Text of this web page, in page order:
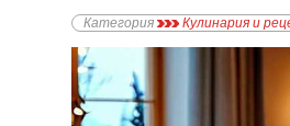
Категория Кулинария и